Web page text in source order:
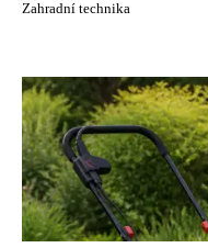
Zahradní technika